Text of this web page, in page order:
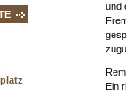
und
Ein